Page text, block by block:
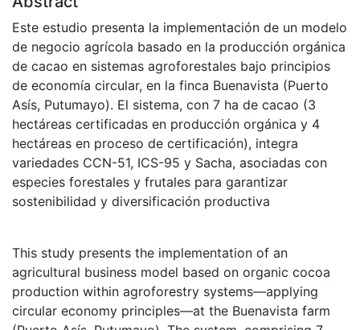
Este estudio presenta la implementación de un modelo
de negocio agrícola basado en la producción orgánica
de cacao en sistemas agroforestales bajo principios
de economía circular, en la finca Buenavista (Puerto
Asís, Putumayo). El sistema, con 7 ha de cacao (3
hectáreas certificadas en producción orgánica y 4
hectáreas en proceso de certificación), integra
variedades CCN-51, ICS-95 y Sacha, asociadas con
especies forestales y frutales para garantizar
sostenibilidad y diversificación productiva
This study presents the implementation of an
agricultural business model based on organic cocoa
production within agroforestry systems—applying
circular economy principles—at the Buenavista farm